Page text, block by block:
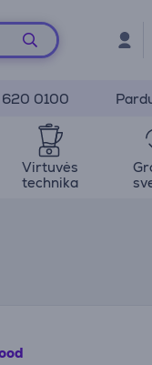
620 0100
Virtuvės
technika